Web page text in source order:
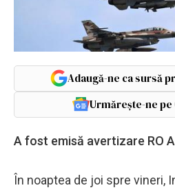
Adaugă-ne ca sursă
Urmărește-ne pe
A fost emisă avertizare RO
În noaptea de joi spre vineri,